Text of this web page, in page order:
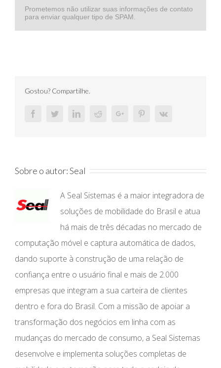
Prometemos não utilizar suas informações de contato
para enviar qualquer tipo de SPAM.
Gostou? Compartilhe.
FacebookTwitterLinkedinRedditGoogle+ PinterestVk
Sobre o autor:Seal
A Seal Sistemas é a maior integradora de
soluções de mobilidade do Brasil e atua
há mais de três décadas no mercado de
computação móvel e captura automática de dados,
dando suporte à construção de uma relação de
confiança entre o usuário final e mais de 2.000
empresas que integram a sua carteira de clientes
dentro e fora do Brasil. Com a missão de apoiar a
transformação dos negócios em linha com as
mudanças do mercado de consumo, a Seal Sistemas
desenvolve e implementa soluções completas de